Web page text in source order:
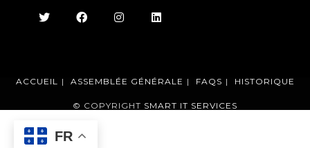
ACCUEIL ASSEMBLÉE GÉNÉRALE FAQS HISTORIQUE
© COPYRIGHT SMART IT SERVICES
FR